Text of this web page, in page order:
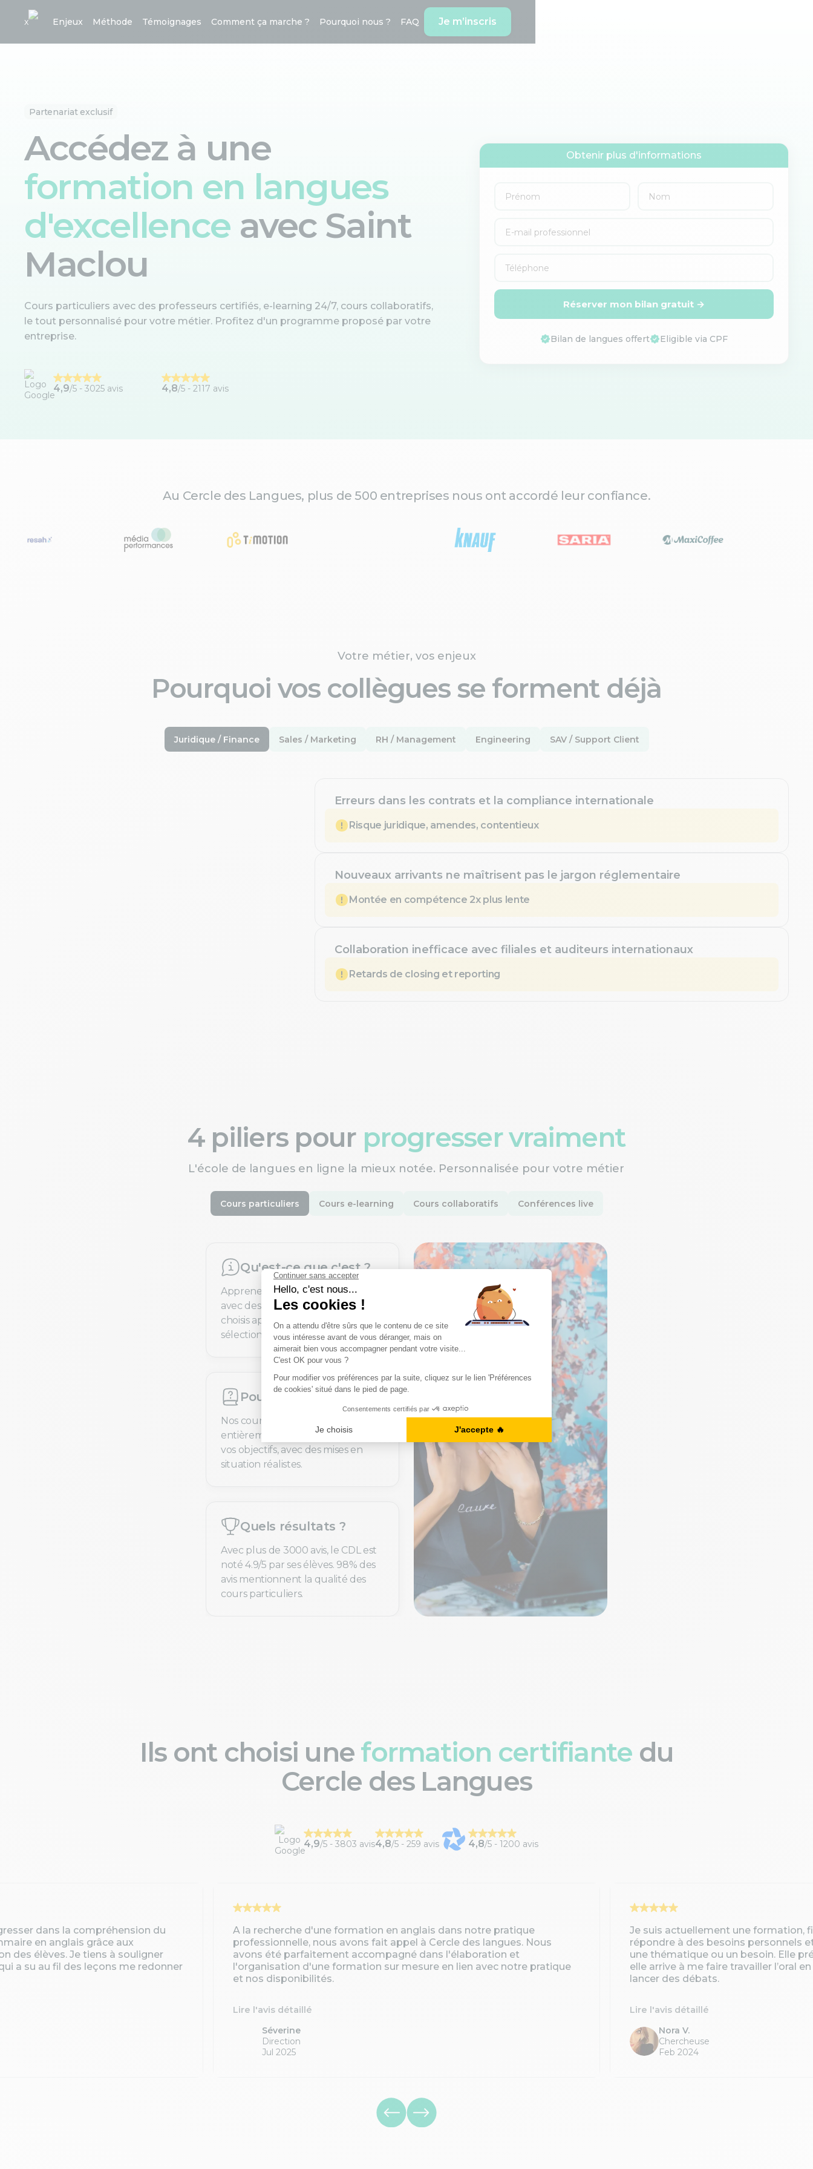
x Enjeux Méthode Témoignages Comment ça marche ? Pourquoi nous ? FAQ Je m’inscris
Partenariat exclusif
Accédez à une
formation en langues
d'excellence avec Saint
Maclou
Cours particuliers avec des professeurs certifiés, e-learning 24/7, cours collaboratifs,
le tout personnalisé pour votre métier. Profitez d'un programme proposé par votre
entreprise.
4,9/5 - 3025 avis 4,8/5 - 2117 avis
Obtenir plus d'informations
Réserver mon bilan gratuit →
Bilan de langues offert Eligible via CPF
Au Cercle des Langues, plus de 500 entreprises nous ont accordé leur confiance.
Votre métier, vos enjeux
Pourquoi vos collègues se forment déjà
Juridique / Finance Sales / Marketing RH / Management Engineering SAV / Support Client
Erreurs dans les contrats et la compliance internationale
Risque juridique, amendes, contentieux
Nouveaux arrivants ne maîtrisent pas le jargon réglementaire
Montée en compétence 2x plus lente
Collaboration inefficace avec filiales et auditeurs internationaux
Retards de closing et reporting
4 piliers pour progresser vraiment
L'école de langues en ligne la mieux notée. Personnalisée pour votre métier
Cours particuliers Cours e-learning Cours collaboratifs Conférences live
Qu'est-ce que c'est ?
Apprenez une nouvelle langue
avec des professeurs certifiés,
choisis après un processus de
sélection exigeant.
Pourquoi c’est utile ?
Nos cours de langues sont
entièrement personnalisés selon
vos objectifs, avec des mises en
situation réalistes.
Quels résultats ?
Avec plus de 3000 avis, le CDL est
noté 4.9/5 par ses élèves. 98% des
avis mentionnent la qualité des
cours particuliers.
Ils ont choisi une formation certifiante du
Cercle des Langues
4,9/5 - 3803 avis4,8/5 - 259 avis 4,8/5 - 1200 avis
dans la compréhension du
en anglais grâce aux
des élèves. Je tiens à souligner
a su au fil des leçons me redonner
A la recherche d'une formation en anglais dans notre pratique
professionnelle, nous avons fait appel à Cercle des langues. Nous
avons été parfaitement accompagné dans l'élaboration et
l'organisation d'une formation sur mesure en lien avec notre pratique
et nos disponibilités.
Lire l'avis détaillé
Séverine
Direction
Jul 2025
Je suis actuellement une formation,
répondre à des besoins personnels
une thématique ou un besoin. Elle
elle arrive à me faire travailler l’oral
lancer des débats.
Lire l'avis détaillé
Nora V.
Chercheuse
Feb 2024